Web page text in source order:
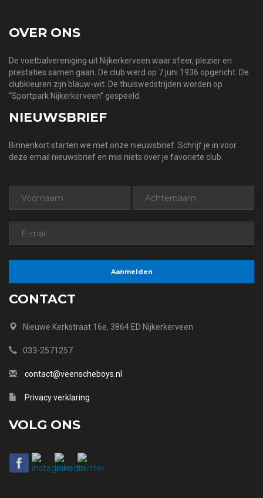
OVER ONS
De voetbalvereniging uit Nijkerkerveen waar sfeer, plezier en
prestaties samen gaan. De club werd op 7 juni 1936 opgericht. De
clubkleuren zijn blauw-wit. De thuiswedstrijden worden op
“Sportpark Nijkerkerveen” gespeeld.
NIEUWSBRIEF
Binnenkort starten we met onze nieuwsbrief. Schrijf je in voor
deze email nieuwsbrief en mis niets over je favoriete club.
CONTACT
Nieuwe Kerkstraat 16e, 3864 ED Nijkerkerveen
033-2571257
contact@veenscheboys.nl
Privacy verklaring
VOLG ONS